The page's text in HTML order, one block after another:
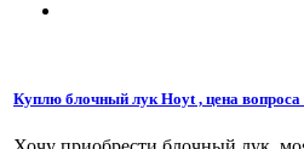
Куплю блочный лук Hoyt , цена вопроса